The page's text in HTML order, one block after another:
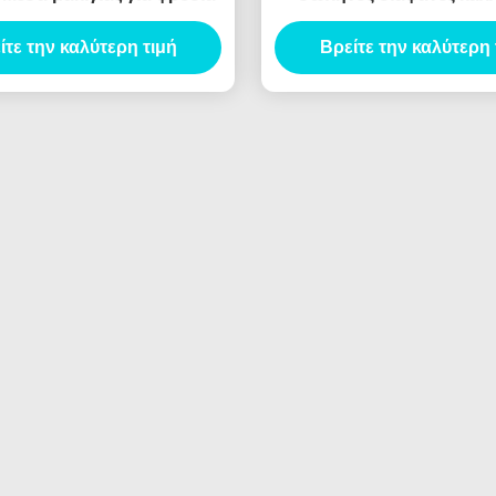
την καλύτερη τιμή
δοχείο χαριτωμένο
χειλιών πακέτα λαμπτήρα
δοχείο
Βρείτε την καλύτερη